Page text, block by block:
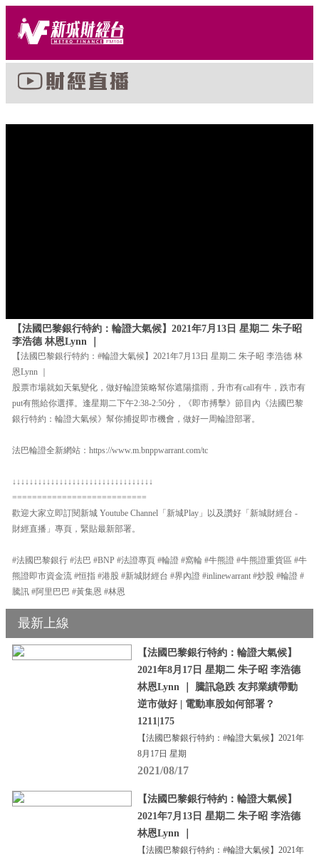
【法國巴黎銀行特約：輪證大氣候】2021年7月13日 星期二 朱子昭
李浩德 林恩Lynn ｜
【法國巴黎銀行特約：#輪證大氣候】2021年7月13日 星期二 朱子昭 李浩德 林
恩Lynn ｜
股票市場就如天氣變化，做好輪證策略幫你遮陽擋雨，升市有call有牛，跌市有
put有熊給你選擇。逢星期二下午2:38-2:50分，《即市搏擊》節目內《法國巴黎
銀行特約：輪證大氣候》幫你捕捉即市機會，做好一周輪證部署。
法巴輪證全新網站：https://www.m.bnppwarrant.com/tc
↓↓↓↓↓↓↓↓↓↓↓↓↓↓↓↓↓↓↓↓↓↓↓↓↓↓↓↓↓↓↓↓↓
===========================
歡迎大家立即訂閱新城 Youtube Channel「新城Play」以及讚好「新城財經台 -
財經直播」專頁，緊貼最新部署。
#法國巴黎銀行 #法巴 #BNP #法證專頁 #輪證 #窩輪 #牛熊證 #牛熊證重貨區 #牛
熊證即市資金流 #恒指 #港股 #新城財經台 #界內證 #inlinewarrant #炒股 #輪證 #
騰訊 #阿里巴巴 #黃集恩 #林恩
最新上線
【法國巴黎銀行特約：輪證大氣候】
2021年8月17日 星期二 朱子昭 李浩德
林恩Lynn ｜ 騰訊急跌 友邦業績帶動
逆市做好 | 電動車股如何部署？
1211|175
【法國巴黎銀行特約：#輪證大氣候】2021年
8月17日 星期
2021/08/17
【法國巴黎銀行特約：輪證大氣候】
2021年7月13日 星期二 朱子昭 李浩德
林恩Lynn ｜
【法國巴黎銀行特約：#輪證大氣候】2021年